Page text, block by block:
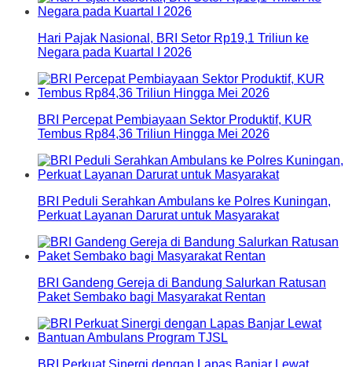
Hari Pajak Nasional, BRI Setor Rp19,1 Triliun ke
Negara pada Kuartal I 2026
BRI Percepat Pembiayaan Sektor Produktif, KUR
Tembus Rp84,36 Triliun Hingga Mei 2026
BRI Peduli Serahkan Ambulans ke Polres Kuningan,
Perkuat Layanan Darurat untuk Masyarakat
BRI Gandeng Gereja di Bandung Salurkan Ratusan
Paket Sembako bagi Masyarakat Rentan
BRI Perkuat Sinergi dengan Lapas Banjar Lewat